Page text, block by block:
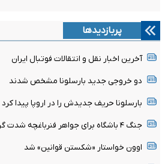
پربازدیدها
آخرین اخبار نقل و انتقالات فوتبال ایران
دو خروجی جدید بارسلونا مشخص شدند
بارسلونا حریف جدیدش را در اروپا پیدا کرد
جنگ ۴ باشگاه برای جواهر فنرباغچه شدت گرفت
اوون خواستار «شکستن قوانین» شد